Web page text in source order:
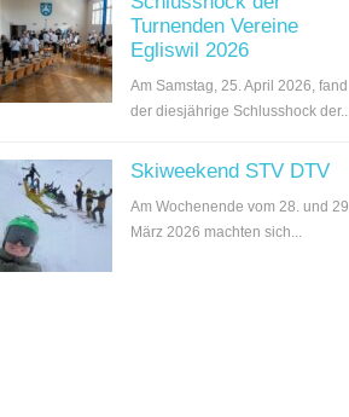
Turnenden Vereine
Egliswil 2026
Am Samstag, 25. April 2026, fand
der diesjährige Schlusshock der...
Skiweekend STV DTV
Am Wochenende vom 28. und 29.
März 2026 machten sich...